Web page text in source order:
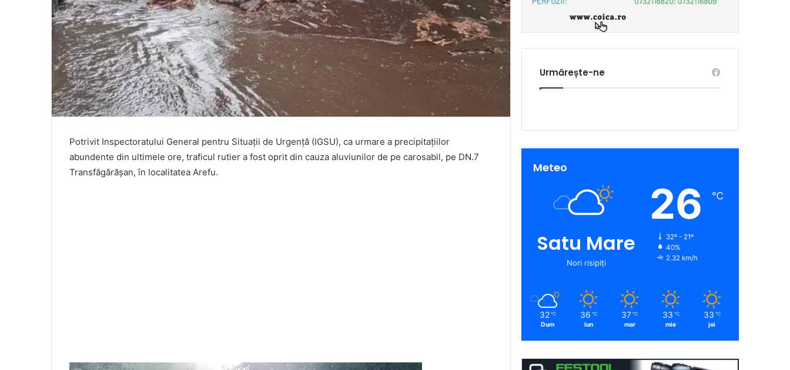
Potrivit Inspectoratului General pentru Situații de Urgență (IGSU), ca urmare a precipitațiilor
abundente din ultimele ore, traficul rutier a fost oprit din cauza aluviunilor de pe carosabil, pe DN.7
Transfăgărăşan, în localitatea Arefu.
Urmărește-ne
Meteo
Satu Mare
Nori risipiți
26 ℃
32º - 21º
40%
2.32 km/h
32 ℃
Dum
36 ℃
lun
37 ℃
mar
33 ℃
mie
33 ℃
joi